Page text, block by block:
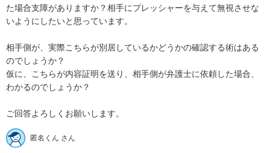
た場合支障がありますか？相手にプレッシャーを与えて無視させな
いようにしたいと思っています。
相手側が、実際こちらが別居しているかどうかの確認する術はある
のでしょうか？
仮に、こちらが内容証明を送り、相手側が弁護士に依頼した場合、
わかるのでしょうか？
ご回答よろしくお願いします。
匿名くん さん